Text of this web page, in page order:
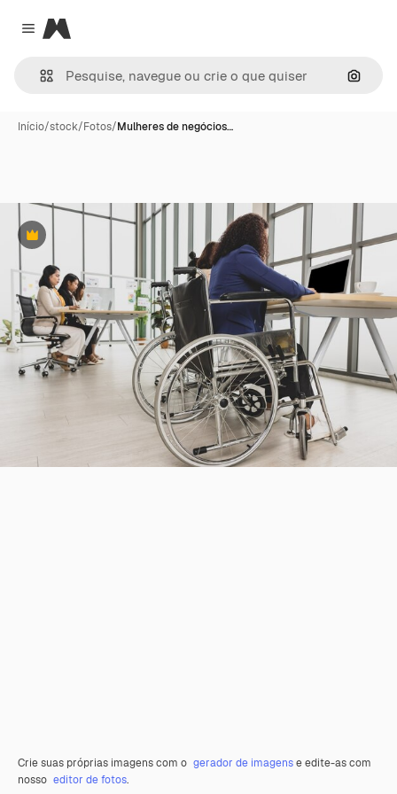
Close menu
Magnific
Início/stock/Fotos/Mulheres de negócios…
Premium
Crie suas próprias imagens com o gerador de imagense edite-as com
nosso editor de fotos.